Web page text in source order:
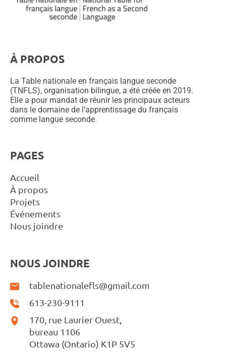
À PROPOS
La Table nationale en français langue seconde
(TNFLS), organisation bilingue, a été créée en 2019.
Elle a pour mandat de réunir les principaux acteurs
dans le domaine de l’apprentissage du français
comme langue seconde.
PAGES
Accueil
À propos
Projets
Événements
Nous joindre
NOUS JOINDRE
tablenationalefls@gmail.com
613-230-9111
170, rue Laurier Ouest,
bureau 1106
Ottawa (Ontario) K1P 5V5